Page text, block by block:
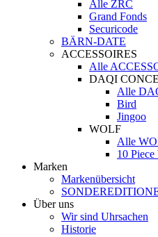
Alle ZRC
Grand Fonds
Securicode
BÄRN-DATE
ACCESSOIRES
Alle
DAQI
Alle
Bird
Jingoo
WOLF
Alle
10
Marken
Markenübersicht
Über uns
Wir sind Uhrsachen
Historie